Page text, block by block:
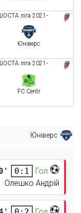
ліга 2021-
Юніверс
ліга 2021-
FC Centr
Юніверс
0:1
Гол
Олешко Андрій